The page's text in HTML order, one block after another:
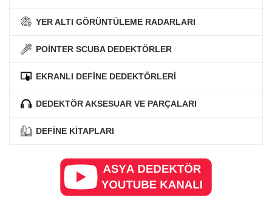
YER ALTI GÖRÜNTÜLEME RADARLARI
POİNTER SCUBA DEDEKTÖRLER
EKRANLI DEFİNE DEDEKTÖRLERİ
DEDEKTÖR AKSESUAR VE PARÇALARI
DEFİNE KİTAPLARI